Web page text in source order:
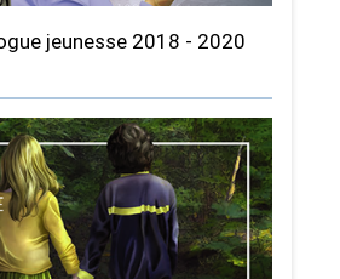
jeunesse 2018 - 2020